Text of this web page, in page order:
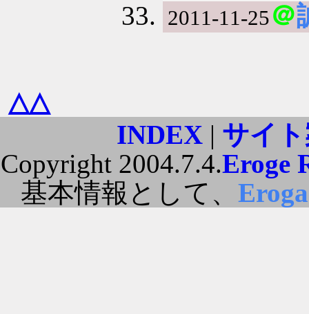
2011-11-25＠
△△
INDEX| サイ
Copyright 2004.7.4.Eroge
基本情報として、